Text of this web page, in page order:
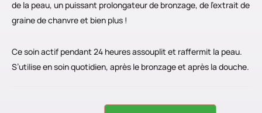
de la peau, un puissant prolongateur de bronzage, de l’extrait de
graine de chanvre et bien plus !
Ce soin actif pendant 24 heures assouplit et raffermit la peau.
S’utilise en soin quotidien, après le bronzage et après la douche.